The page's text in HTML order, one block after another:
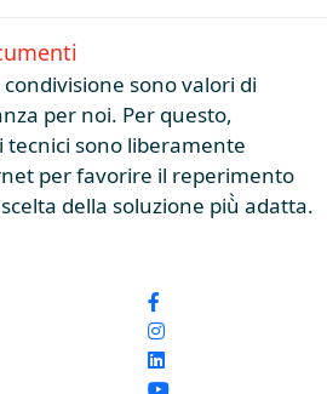
sono valori di
per noi. Per questo,
sono liberamente
per favorire il reperimento
della soluzione più̀ adatta.